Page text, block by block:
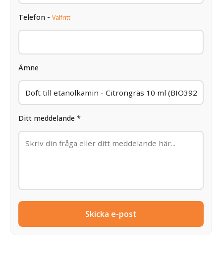
Telefon - Valfritt
Ämne
Ditt meddelande *
Skicka e-post